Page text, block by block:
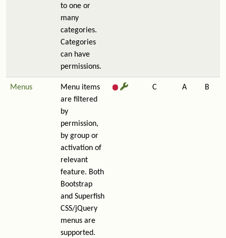
to one or
many
categories.
Categories
can have
permissions.
Menus
Menu items
are filtered
by
permission,
by group or
activation of
relevant
feature. Both
Bootstrap
and Superfish
CSS/jQuery
menus are
supported.
C A B